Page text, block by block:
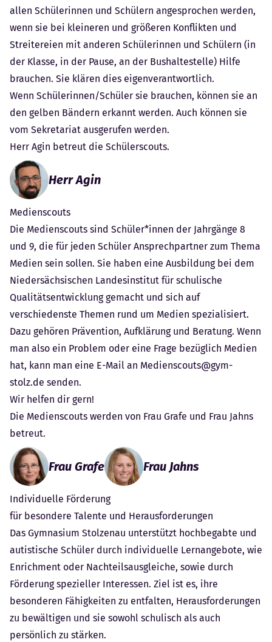
allen Schülerinnen und Schülern angesprochen werden,
wenn sie bei kleineren und größeren Konflikten und
Streitereien mit anderen Schülerinnen und Schülern (in
der Klasse, in der Pause, an der Bushaltestelle) Hilfe
brauchen. Sie klären dies eigenverantwortlich.
Wenn Schülerinnen/Schüler sie brauchen, können sie an
den gelben Bändern erkannt werden. Auch können sie
vom Sekretariat ausgerufen werden.
Herr Agin betreut die Schülerscouts.
Herr Agin
Medienscouts
Die Medienscouts sind Schüler*innen der Jahrgänge 8
und 9, die für jeden Schüler Ansprechpartner zum Thema
Medien sein sollen. Sie haben eine Ausbildung bei dem
Niedersächsischen Landesinstitut für schulische
Qualitätsentwicklung gemacht und sich auf
verschiedenste Themen rund um Medien spezialisiert.
Dazu gehören Prävention, Aufklärung und Beratung. Wenn
man also ein Problem oder eine Frage bezüglich Medien
hat, kann man eine E-Mail an Medienscouts@gym-
stolz.de senden.
Wir helfen dir gern!
Die Medienscouts werden von Frau Grafe und Frau Jahns
betreut.
Frau Grafe Frau Jahns
Individuelle Förderung
für besondere Talente und Herausforderungen
Das Gymnasium Stolzenau unterstützt hochbegabte und
autistische Schüler durch individuelle Lernangebote, wie
Enrichment oder Nachteilsausgleiche, sowie durch
Förderung spezieller Interessen. Ziel ist es, ihre
besonderen Fähigkeiten zu entfalten, Herausforderungen
zu bewältigen und sie sowohl schulisch als auch
persönlich zu stärken.